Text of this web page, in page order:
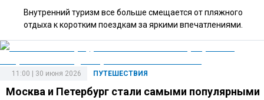
Внутренний туризм все больше смещается от пляжного
отдыха к коротким поездкам за яркими впечатлениями.
ПУТЕШЕСТВИЯ
11:00 | 30 июня 2026
Москва и Петербург стали самыми популярными